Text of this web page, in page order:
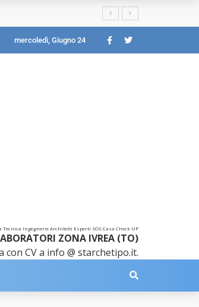
mercoledì, Giugno 24
Tecnica Ingegnerie Architetti Esperti SOS Casa Check UP
ZONA IVREA (TO)
CV a info @ starchetipo.it.